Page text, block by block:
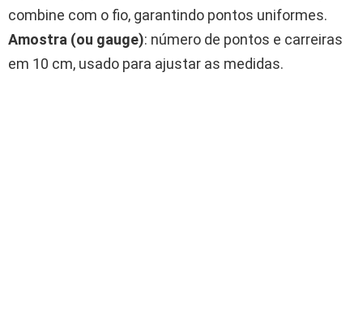
combine com o fio, garantindo pontos uniformes.
Amostra (ou gauge): número de pontos e carreiras
em 10 cm, usado para ajustar as medidas.